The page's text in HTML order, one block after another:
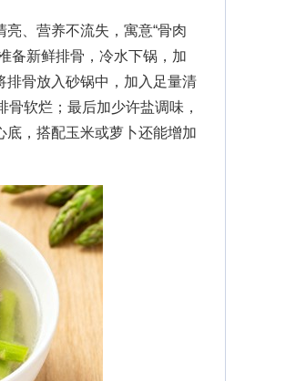
、营养不流失，寓意“骨肉
备新鲜排骨，冷水下锅，加
排骨放入砂锅中，加入足量清
软烂；最后加少许盐调味，
，搭配玉米或萝卜还能增加